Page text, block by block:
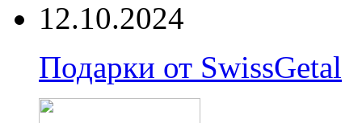
12.10.2024
Подарки от SwissGetal